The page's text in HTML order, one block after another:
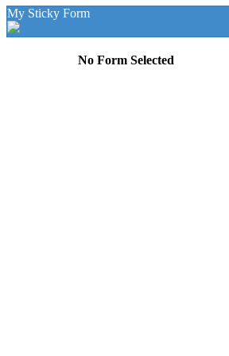
My Sticky Form
No Form Selected